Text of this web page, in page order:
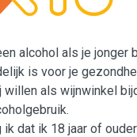
alcohol als je jonger
is voor je
willen als wijnwinkel
dat ik 18 jaar of